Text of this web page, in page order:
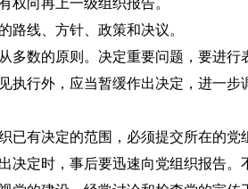
权向再上一级组织报告。
线、方针、政策和决议。
的原则。决定重要问题，要进行
执行外，应当暂缓作出决定，进一
有决定的范围，必须提交所在的党
定时，事后要迅速向党组织报告。